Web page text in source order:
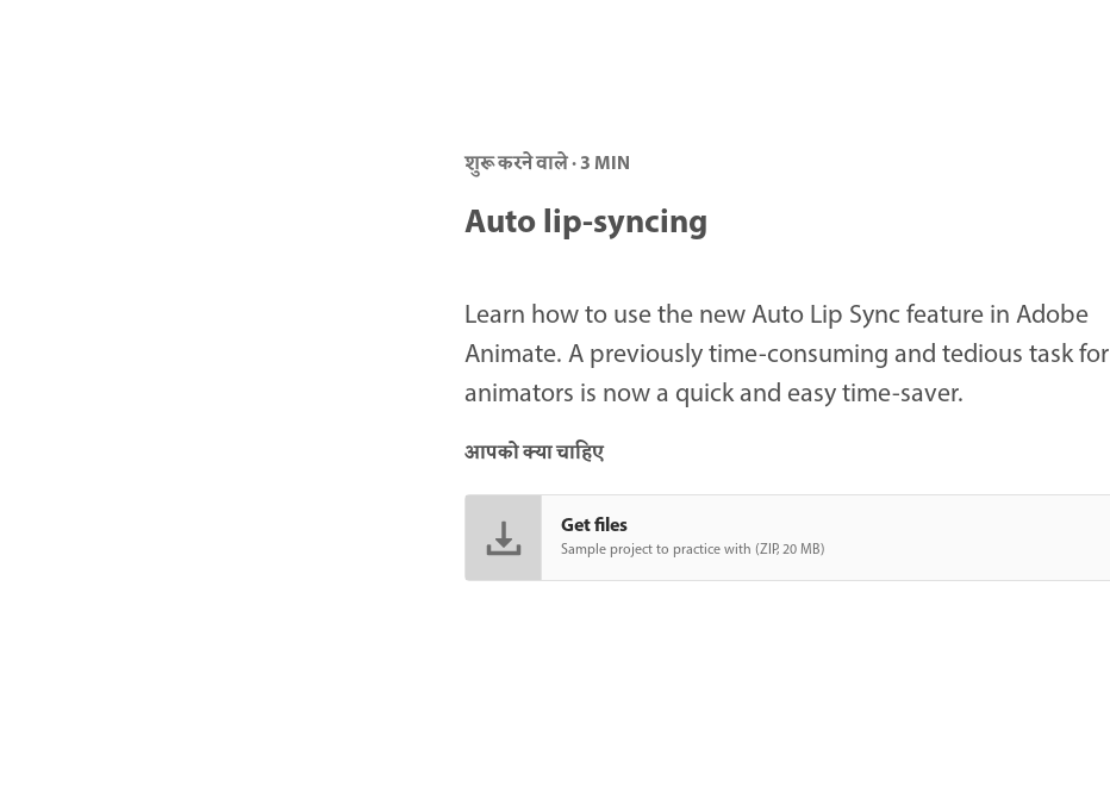
शुरू करने वाले · 3 MIN
Auto lip-syncing
Learn how to use the new Auto Lip Sync feature in Adobe
Animate. A previously time-consuming and tedious task for
animators is now a quick and easy time-saver.
आपको क्या चाहिए
Get files
Sample project to practice with (ZIP, 20 MB)